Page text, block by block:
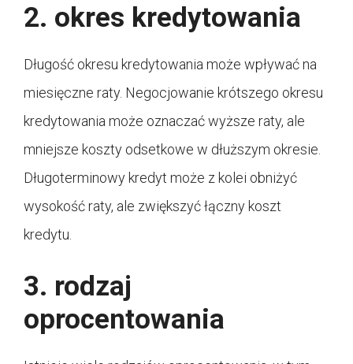
2. okres kredytowania
Długość okresu kredytowania może wpływać na
miesięczne raty. Negocjowanie krótszego okresu
kredytowania może oznaczać wyższe raty, ale
mniejsze koszty odsetkowe w dłuższym okresie.
Długoterminowy kredyt może z kolei obniżyć
wysokość raty, ale zwiększyć łączny koszt
kredytu.
3. rodzaj
oprocentowania